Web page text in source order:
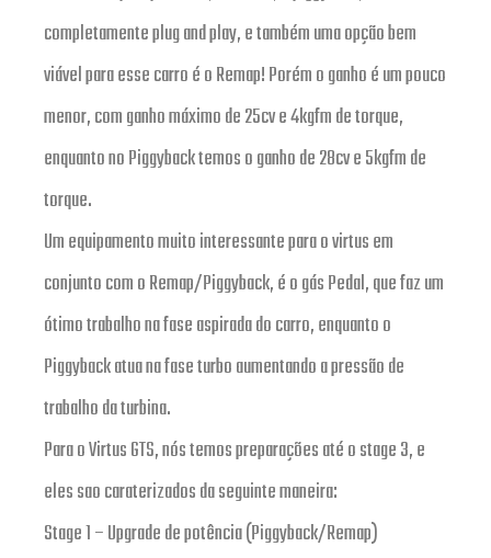
completamente plug and play, e também uma opção bem
viável para esse carro é o Remap! Porém o ganho é um pouco
menor, com ganho máximo de 25cv e 4kgfm de torque,
enquanto no Piggyback temos o ganho de 28cv e 5kgfm de
torque.
Um equipamento muito interessante para o virtus em
conjunto com o Remap/Piggyback, é o gás Pedal, que faz um
ótimo trabalho na fase aspirada do carro, enquanto o
Piggyback atua na fase turbo aumentando a pressão de
trabalho da turbina.
Para o Virtus GTS, nós temos preparações até o stage 3, e
eles sao caraterizados da seguinte maneira:
Stage 1 – Upgrade de potência (Piggyback/Remap)